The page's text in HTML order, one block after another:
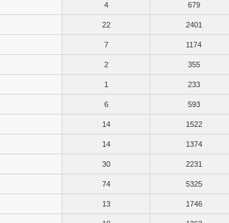
4 679
22 2401
7 1174
2 355
1 233
6 593
14 1522
14 1374
30 2231
74 5325
13 1746